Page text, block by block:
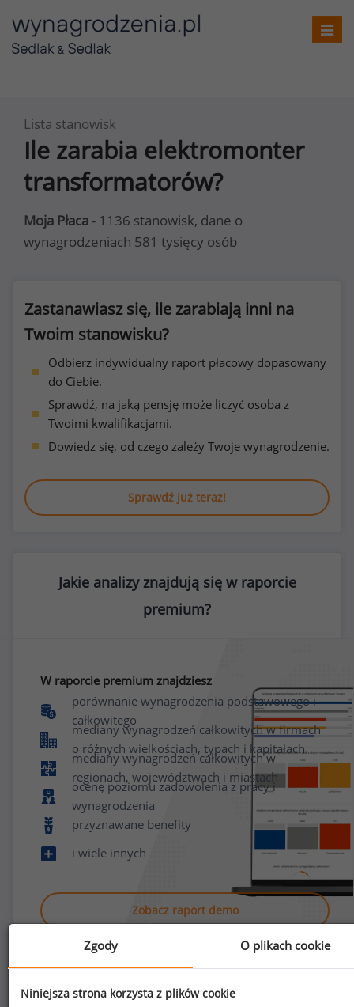
Lista stanowisk
Ile zarabia elektromonter
transformatorów?
Moja Płaca - 1136 stanowisk, dane o
wynagrodzeniach 581 tysięcy osób
Zastanawiasz się, ile zarabiają inni na
Twoim stanowisku?
Odbierz indywidualny raport płacowy dopasowany
do Ciebie.
Sprawdź, na jaką pensję może liczyć osoba z
Twoimi kwalifikacjami.
Dowiedz się, od czego zależy Twoje wynagrodzenie.
Sprawdź już teraz!
Jakie analizy znajdują się w raporcie
premium?
W raporcie premium znajdziesz
porównanie wynagrodzenia podstawowego i
całkowitego
mediany wynagrodzeń całkowitych w firmach
o różnych wielkościach, typach i kapitałach
mediany wynagrodzeń całkowitych w
regionach, województwach i miastach
ocenę poziomu zadowolenia z pracy i
wynagrodzenia
przyznawane benefity
i wiele innych
Zobacz raport demo
Zgody O plikach cookie
Niniejsza strona korzysta z plików cookie